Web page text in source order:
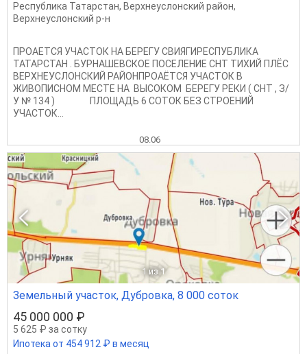
Республика Татарстан, Верхнеуслонский район,
Верхнеуслонский р-н
ПРОАЕТСЯ УЧАСТОК НА БЕРЕГУ СВИЯГИРЕСПУБЛИКА
ТАТАРСТАН . БУРНАШЕВСКОЕ ПОСЕЛЕНИЕ СНТ ТИХИЙ ПЛЁС
ВЕРХНЕУСЛОНСКИЙ РАЙОНПРОАЁТСЯ УЧАСТОК В
ЖИВОПИСНОМ МЕСТЕ НА ВЫСОКОМ БЕРЕГУ РЕКИ ( СНТ , З/
У № 134 ) ПЛОЩАДЬ 6 СОТОК БЕЗ СТРОЕНИЙ
УЧАСТОК...
08.06
1 из 1
Земельный участок, Дубровка, 8 000 соток
45 000 000 ₽
5 625 ₽ за сотку
Ипотека от 454 912 ₽ в месяц